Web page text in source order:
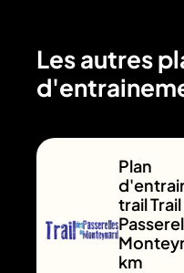
Les autres
Plan
trail
km